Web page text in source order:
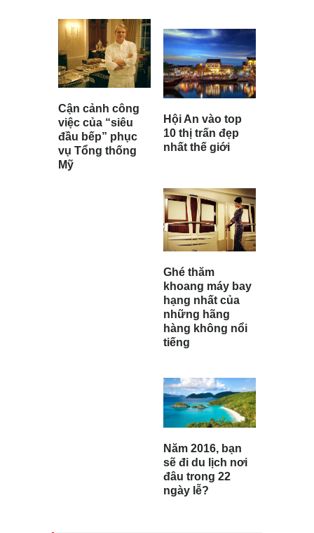
Cận cảnh công
việc của “siêu
đầu bếp” phục
vụ Tổng thống
Mỹ
Hội An vào top
10 thị trấn đẹp
nhất thế giới
Ghé thăm
khoang máy bay
hạng nhất của
những hãng
hàng không nổi
tiếng
Năm 2016, bạn
sẽ đi du lịch nơi
đâu trong 22
ngày lễ?